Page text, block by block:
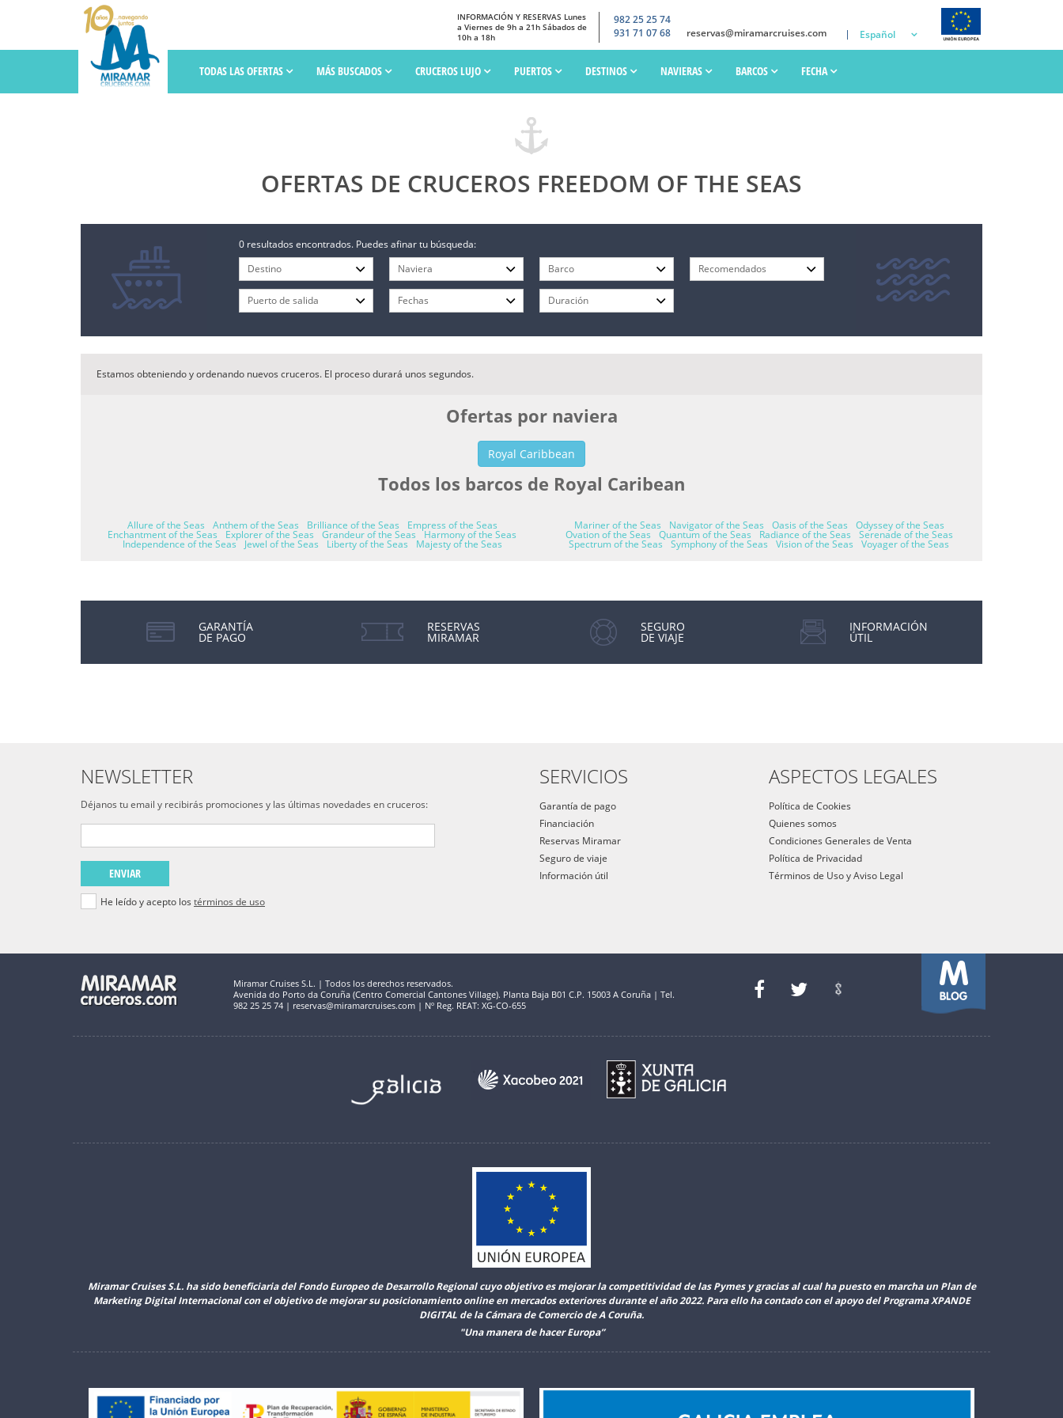
INFORMACIÓN Y RESERVAS Lunes
a Viernes de 9h a 21h Sábados de
10h a 18h
982 25 25 74
931 71 07 68
reservas@miramarcruises.com Español
TODAS LAS OFERTAS MÁS BUSCADOS CRUCEROS LUJO PUERTOS DESTINOS NAVIERAS BARCOS FECHA
OFERTAS DE CRUCEROS FREEDOM OF THE SEAS
0 resultados encontrados. Puedes afinar tu búsqueda:
Estamos obteniendo y ordenando nuevos cruceros. El proceso durará unos segundos.
Ofertas por naviera
Royal Caribbean
Todos los barcos de Royal Caribean
Allure of the Seas Anthem of the Seas Brilliance of the Seas Empress of the Seas
Enchantment of the Seas Explorer of the Seas Grandeur of the Seas Harmony of the Seas
Independence of the Seas Jewel of the Seas Liberty of the Seas Majesty of the Seas
Mariner of the Seas Navigator of the Seas Oasis of the Seas Odyssey of the Seas
Ovation of the Seas Quantum of the Seas Radiance of the Seas Serenade of the Seas
Spectrum of the Seas Symphony of the Seas Vision of the Seas Voyager of the Seas
GARANTÍA
DE PAGO
RESERVAS
MIRAMAR
SEGURO
DE VIAJE
INFORMACIÓN
ÚTIL
NEWSLETTER
Déjanos tu email y recibirás promociones y las últimas novedades en cruceros:
ENVIAR
He leído y acepto los términos de uso
SERVICIOS
Garantía de pago
Financiación
Reservas Miramar
Seguro de viaje
Información útil
ASPECTOS LEGALES
Política de Cookies
Quienes somos
Condiciones Generales de Venta
Política de Privacidad
Términos de Uso y Aviso Legal
Miramar Cruises S.L. | Todos los derechos reservados.
Avenida do Porto da Coruña (Centro Comercial Cantones Village). Planta Baja B01 C.P. 15003 A Coruña | Tel.
982 25 25 74 | reservas@miramarcruises.com | Nº Reg. REAT: XG-CO-655
Miramar Cruises S.L. ha sido beneficiaria del Fondo Europeo de Desarrollo Regional cuyo objetivo es mejorar la competitividad de las Pymes y gracias al cual ha puesto en marcha un Plan de
Marketing Digital Internacional con el objetivo de mejorar su posicionamiento online en mercados exteriores durante el año 2022. Para ello ha contado con el apoyo del Programa XPANDE
DIGITAL de la Cámara de Comercio de A Coruña.
"Una manera de hacer Europa”